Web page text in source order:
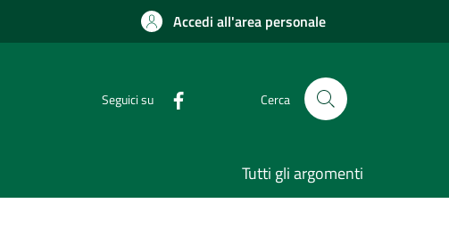
Accedi all'area personale
Seguici su Cerca
Tutti gli argomenti